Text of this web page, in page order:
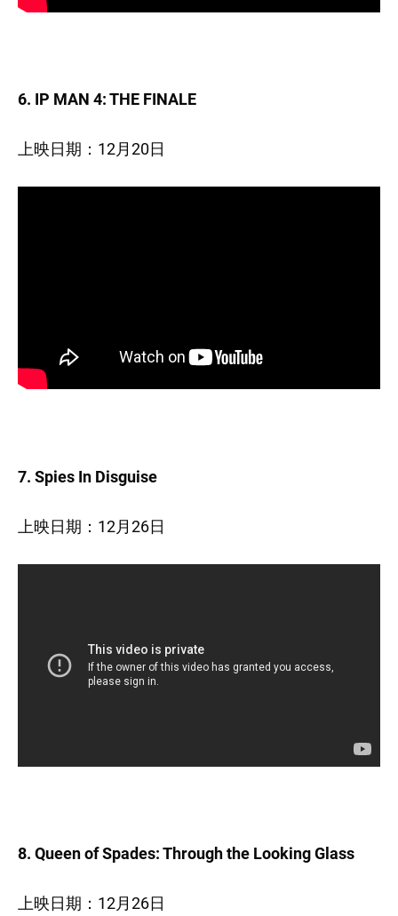
6. IP MAN 4: THE FINALE
上映日期：12月20日
7. Spies In Disguise
上映日期：12月26日
8. Queen of Spades: Through the Looking Glass
上映日期：12月26日